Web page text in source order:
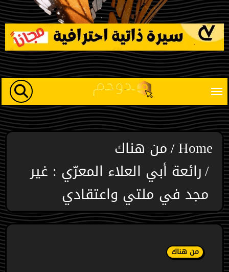
Skip
to
content
Home من هناك
رائعة أبي العلاء المعرّي : غير
مجد في ملتي واعتقادي
من هناك